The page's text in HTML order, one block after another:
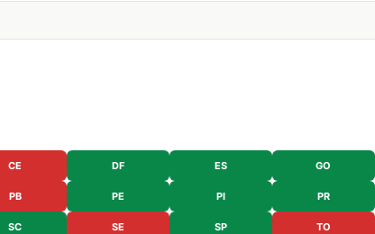
CE DF ES GO
PB PE PI PR
SC SE SP TO